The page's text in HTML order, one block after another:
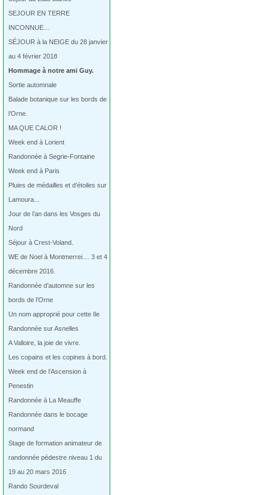
SEJOUR EN TERRE
INCONNUE…
SÉJOUR à la NEIGE du 28 janvier
au 4 février 2018
Hommage à notre ami Guy.
Sortie automnale
Balade botanique sur les bords de
l’Orne.
MA QUE CALOR !
Week end à Lorient
Randonnée à Segrie-Fontaine
Week end à Paris
Pluies de médailles et d’étoiles sur
Lamoura...
Jour de l’an dans les Vosges du
Nord
Séjour à Crest-Voland.
WE de Noel à Montmerrei.... 3 et 4
décembre 2016.
Randonnée d’automne sur les
bords de l’Orne
Un nom approprié pour cette Ile
Randonnée sur Asnelles
A Valloire, la joie de vivre.
Les copains et les copines à bord.
Week end de l’Ascension à
Penestin
Randonnée à La Meauffe
Randonnée dans le bocage
normand
Stage de formation animateur de
randonnée pédestre niveau 1 du
19 au 20 mars 2016
Rando Sourdeval